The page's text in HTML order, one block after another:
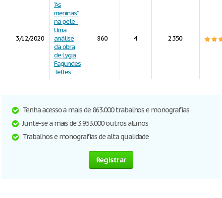
3/12/2020
"As
meninas"
na pele -
Uma
análise
da obra
de Lygia
Fagundes
Telles
860 4 2.350
Tenha acesso a mais de 863.000 trabalhos e monografias
Junte-se a mais de 3.953.000 outros alunos
Trabalhos e monografias de alta qualidade
Registrar